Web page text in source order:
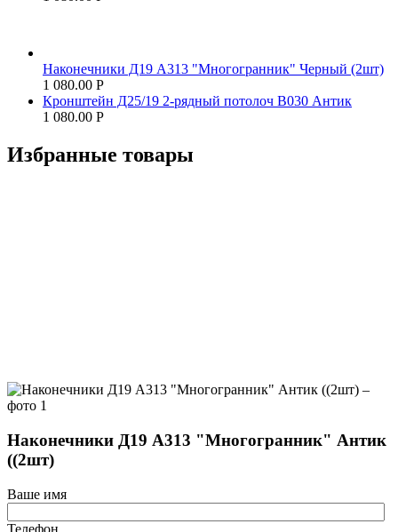
Наконечники Д19 А313 "Многогранник" Черный (2шт)
1 080.00 Р
Кронштейн Д25/19 2-рядный потолоч В030 Антик
1 080.00 Р
Избранные товары
Наконечники Д19 А313 "Многогранник" Антик
((2шт)
Ваше имя
Телефон